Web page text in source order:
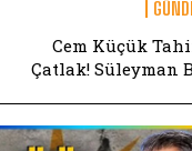
Cem Küçük
Çatlak! Süleyman